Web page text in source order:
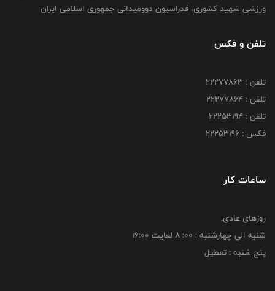
ورزشی شهید کشوری، فدراسیون دوومیدانی جمهوری اسلامی ایران
تلفن و فکس
تلفن : 22277863
تلفن : 22277864
تلفن : 22253194
فکس : 22253196
ساعات کار
روزهای عادی:
شنبه الي چهارشنبه : 00: 8 لغايت 16:00
پنج شنبه : تعطیل